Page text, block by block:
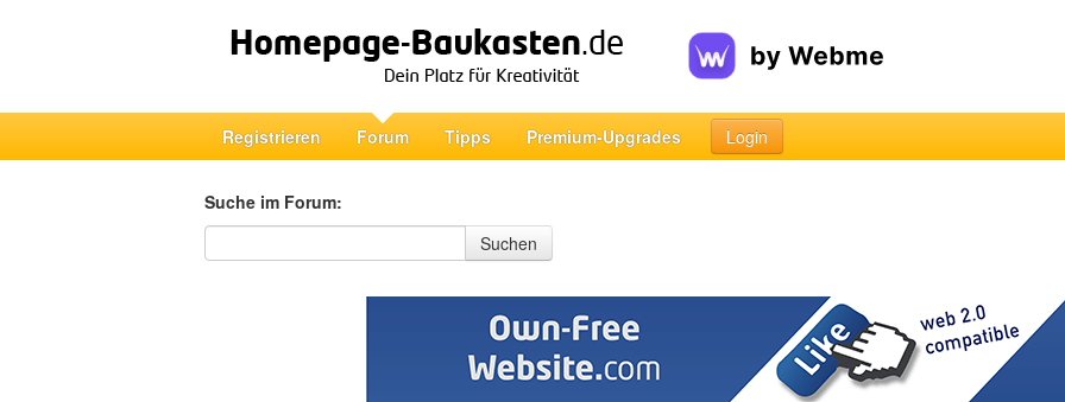
Registrieren Forum Tipps Premium-Upgrades Login
Suche im Forum:
Suche im Forum
Suchen